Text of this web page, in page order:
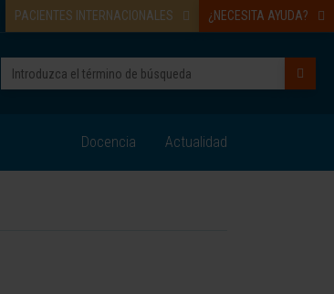
PACIENTES INTERNACIONALES ¿NECESITA AYUDA?
Docencia Actualidad